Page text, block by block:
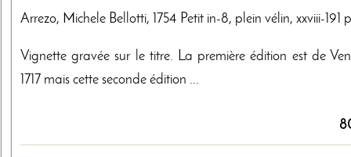
Arrezo, Michele Bellotti, 1754 Petit in-8, plein vélin, xxviii-191
Vignette gravée sur le titre. La première édition est de
1717 mais cette seconde édition ...